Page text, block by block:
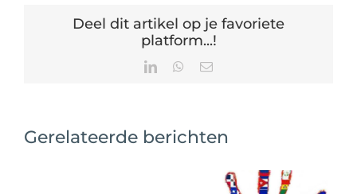
Deel dit artikel op je favoriete
platform...!
LinkedInWhatsApp
E-
Gerelateerde berichten